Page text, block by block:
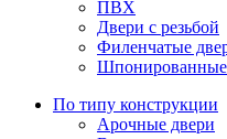
ПВХ
Двери с резьбой
Филенчатые
Шпонированные
По типу конструкции
Арочные двери